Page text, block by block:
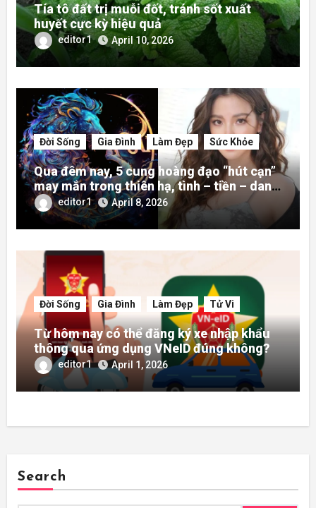
Tía tô đất trị muỗi đốt, tránh sốt xuất
huyết cực kỳ hiệu quả
editor1 April 10, 2026
Đời Sống Gia Đình Làm Đẹp Sức Khỏe
Qua đêm nay, 5 cung hoàng đạo “hút cạn”
may mắn trong thiên hạ, tình – tiền – danh
rực rỡ hơn người
editor1 April 8, 2026
Đời Sống Gia Đình Làm Đẹp Tử Vi
Từ hôm nay có thể đăng ký xe nhập khẩu
thông qua ứng dụng VNeID đúng không?
editor1 April 1, 2026
Search